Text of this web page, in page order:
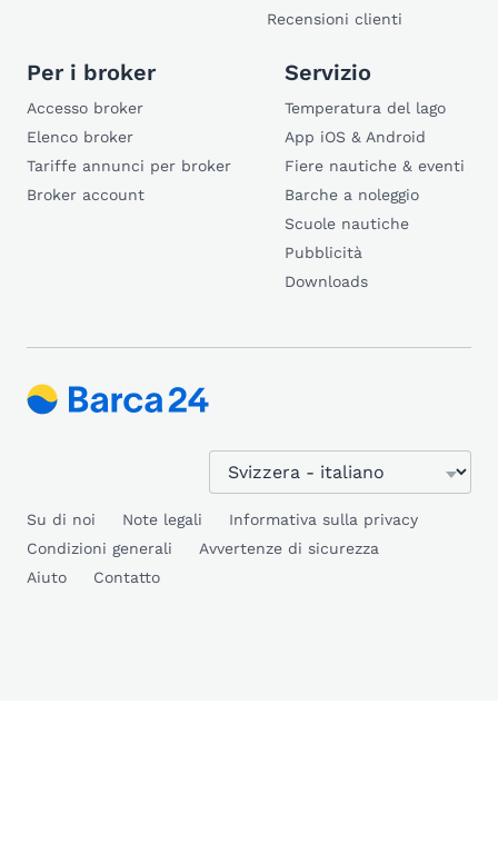
Recensioni clienti
Per i broker
Accesso broker
Elenco broker
Tariffe annunci per broker
Broker account
Servizio
Temperatura del lago
App iOS & Android
Fiere nautiche & eventi
Barche a noleggio
Scuole nautiche
Pubblicità
Downloads
Su di noi Note legali
Informativa sulla privacy
Condizioni generali
Avvertenze di sicurezza
Aiuto
Contatto